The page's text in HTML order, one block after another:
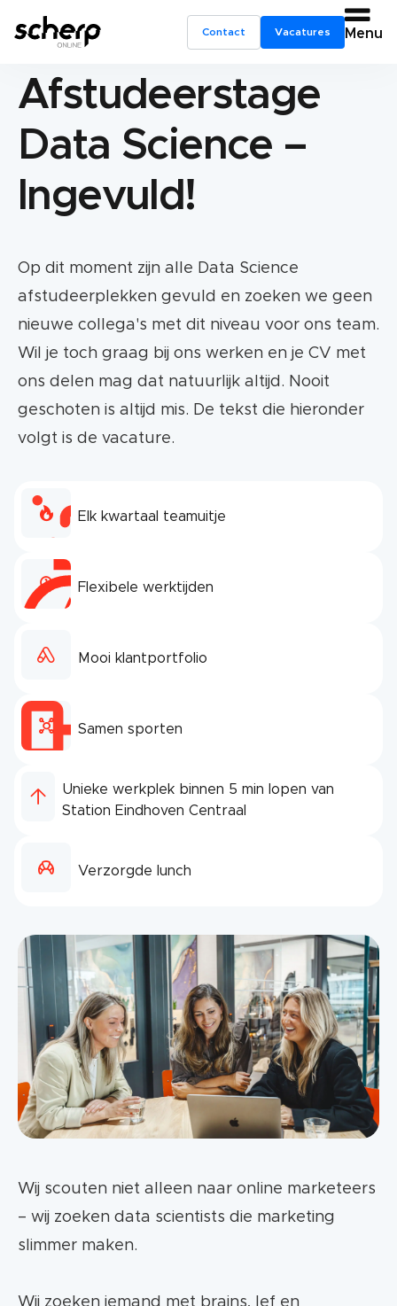
Contact Vacatures Menu
Afstudeerstage
Data Science –
Ingevuld!
Op dit moment zijn alle Data Science
afstudeerplekken gevuld en zoeken we geen
nieuwe collega's met dit niveau voor ons team.
Wil je toch graag bij ons werken en je CV met
ons delen mag dat natuurlijk altijd. Nooit
geschoten is altijd mis. De tekst die hieronder
volgt is de vacature.
Elk kwartaal teamuitje
Flexibele werktijden
Mooi klantportfolio
Samen sporten
Unieke werkplek binnen 5 min lopen van
Station Eindhoven Centraal
Verzorgde lunch
Wij scouten niet alleen naar online marketeers
– wij zoeken data scientists die marketing
slimmer maken.
Wij zoeken iemand met brains, lef en